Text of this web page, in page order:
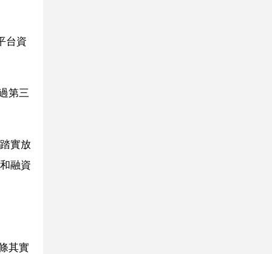
台資
第三
實放
融資
其實